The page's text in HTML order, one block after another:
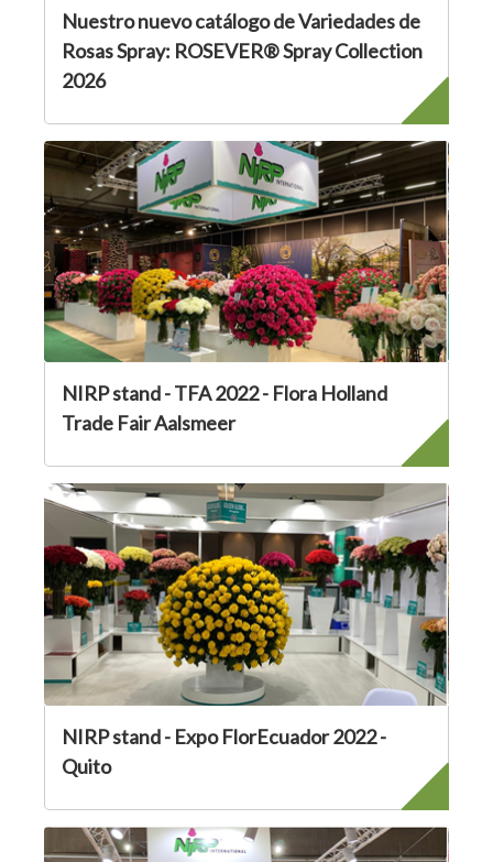
Nuestro nuevo catálogo de Variedades de
Rosas Spray: ROSEVER® Spray Collection
2026
NIRP stand - TFA 2022 - Flora Holland
Trade Fair Aalsmeer
NIRP stand - Expo FlorEcuador 2022 -
Quito